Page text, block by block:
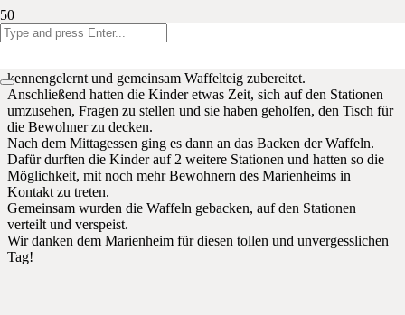
Am Montag, den 22. April hat sich das 3. Schuljahr auf den Weg ins
Marienheim nach Raeren gemacht.
kennengelernt und gemeinsam Waffelteig zubereitet.
Anschließend hatten die Kinder etwas Zeit, sich auf den Stationen
umzusehen, Fragen zu stellen und sie haben geholfen, den Tisch für
die Bewohner zu decken.
Nach dem Mittagessen ging es dann an das Backen der Waffeln.
Dafür durften die Kinder auf 2 weitere Stationen und hatten so die
Möglichkeit, mit noch mehr Bewohnern des Marienheims in
Kontakt zu treten.
Gemeinsam wurden die Waffeln gebacken, auf den Stationen
verteilt und verspeist.
Wir danken dem Marienheim für diesen tollen und unvergesslichen
Tag!